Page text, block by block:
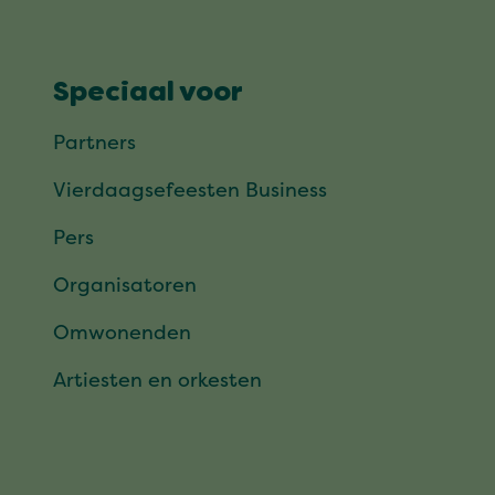
Speciaal voor
Partners
Vierdaagsefeesten Business
Pers
Organisatoren
Omwonenden
Artiesten en orkesten